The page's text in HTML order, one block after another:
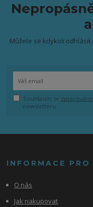
Můžete se kdykoli
Souhlasím se
newsletteru.
INFORMACE
O nás
Jak nakupovat